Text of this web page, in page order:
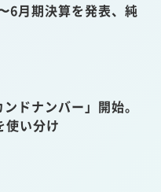
6月期決算を発表、純
ドナンバー」開始。
使い分け